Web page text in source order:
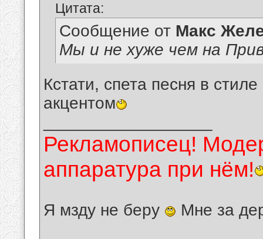
Цитата:
Сообщение от Макс
Мы и не хуже чем на
Кстати, спета песня в
акцентом
Рекламописец!
аппаратура при нём!
Я мзду не беру Мне за